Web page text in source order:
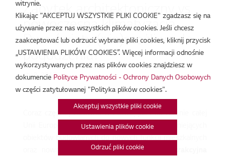
Zabytek architektoniczny vs
nowoczesna klimatyzacja.
Dwa światy (nie)możliwe do
pogodzenia?
sty 3, 2017
Coraz częściej zarówno w Polsce, jak i na terenie całej
Unii Europejskiej dokonuje się adaptacji już istniejących
obiektów budowlanych do nowych funkcji mieszkalnych
oraz nowatorskich wymogów rynkowych.
witrynie.
Klikając "AKCEPTUJ WSZYSTKIE PLIKI COOKIE" zgadzasz się na
używanie przez nas wszystkich plików cookies. Jeśli chcesz
zaakceptować lub odrzucić wybrane pliki cookies, kliknij przycisk
„USTAWIENIA PLIKÓW COOKIES”. Więcej informacji odnośnie
wykorzystywanych przez nas plików cookies znajdziesz w
dokumencie Polityce Prywatności - Ochrony Danych Osobowych
w części zatytułowanej "Polityka plików cookies".
Akceptuj wszystkie pliki cookie
Ustawienia plików cookie
Odrzuć pliki cookie